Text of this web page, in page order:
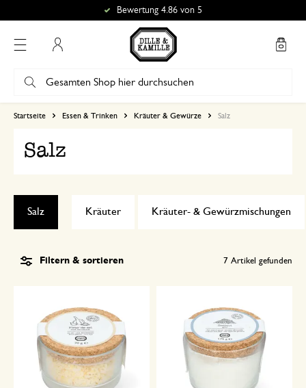
Bewertung 4.86 von 5
Startseite Essen & Trinken Kräuter & Gewürze Salz
Salz
Kräuter Kräuter- & Gewürzmischungen
Salz
Filtern & sortieren 7 Artikel gefunden